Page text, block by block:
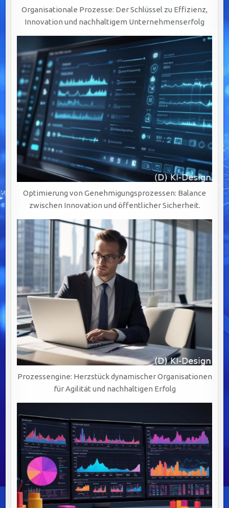
Organisationale Prozesse: Der Schlüssel zu Effizienz,
Innovation und nachhaltigem Unternehmenserfolg
Optimierung von Genehmigungsprozessen: Balance
zwischen Innovation und öffentlicher Sicherheit.
Prozessengine: Herzstück dynamischer Organisationen
für Agilität und nachhaltigen Erfolg